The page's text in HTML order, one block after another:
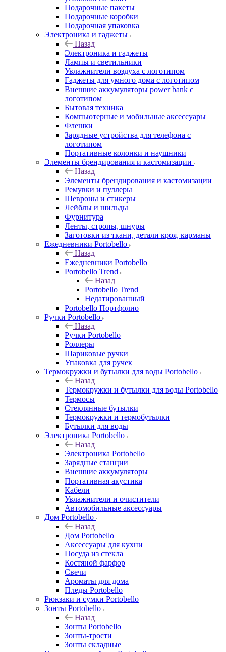
Подарочные пакеты
Подарочные коробки
Подарочная упаковка
Электроника и гаджеты
Назад
Электроника и гаджеты
Лампы и светильники
Увлажнители воздуха с логотипом
Гаджеты для умного дома с логотипом
Внешние аккумуляторы power bank с
логотипом
Бытовая техника
Компьютерные и мобильные аксессуары
Флешки
Зарядные устройства для телефона с
логотипом
Портативные колонки и наушники
Элементы брендирования и кастомизации
Назад
Элементы брендирования и кастомизации
Ремувки и пуллеры
Шевроны и стикеры
Лейблы и шильды
Фурнитура
Ленты, стропы, шнуры
Заготовки из ткани, детали кроя, карманы
Ежедневники Portobello
Назад
Ежедневники Portobello
Portobello Trend
Назад
Portobello Trend
Недатированный
Portobello Портфолио
Ручки Portobello
Назад
Ручки Portobello
Роллеры
Шариковые ручки
Упаковка для ручек
Термокружки и бутылки для воды Portobello
Назад
Термокружки и бутылки для воды Portobello
Термосы
Стеклянные бутылки
Термокружки и термобутылки
Бутылки для воды
Электроника Portobello
Назад
Электроника Portobello
Зарядные станции
Внешние аккумуляторы
Портативная акустика
Кабели
Увлажнители и очистители
Автомобильные аксессуары
Дом Portobello
Назад
Дом Portobello
Аксессуары для кухни
Посуда из стекла
Костяной фарфор
Свечи
Ароматы для дома
Пледы Portobello
Рюкзаки и сумки Portobello
Зонты Portobello
Назад
Зонты Portobello
Зонты-трости
Зонты складные